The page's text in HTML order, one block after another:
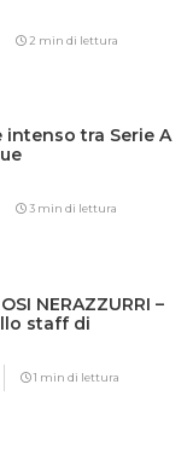
2 min di lettura
tra Serie A
3 min di lettura
NERAZZURRI –
staff di
1 min di lettura